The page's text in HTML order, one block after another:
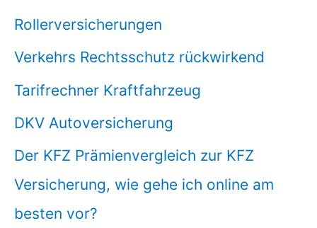
Rollerversicherungen
Verkehrs Rechtsschutz rückwirkend
Tarifrechner Kraftfahrzeug
DKV Autoversicherung
Der KFZ Prämienvergleich zur KFZ
Versicherung, wie gehe ich online am
besten vor?